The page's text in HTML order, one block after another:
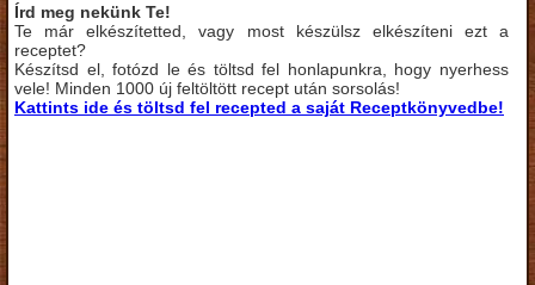
Írd meg nekünk Te!
Te már elkészítetted, vagy most készülsz elkészíteni ezt a
receptet?
Készítsd el, fotózd le és töltsd fel honlapunkra, hogy nyerhess
vele! Minden 1000 új feltöltött recept után sorsolás!
Kattints ide és töltsd fel recepted a saját Receptkönyvedbe!